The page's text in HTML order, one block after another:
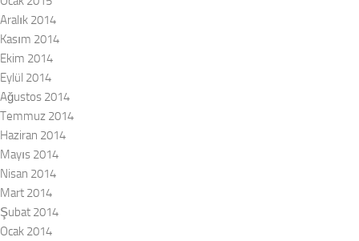
Aralık 2014
Kasım 2014
Ekim 2014
Eylül 2014
Ağustos 2014
Temmuz 2014
Haziran 2014
Mayıs 2014
Nisan 2014
Mart 2014
Şubat 2014
Ocak 2014